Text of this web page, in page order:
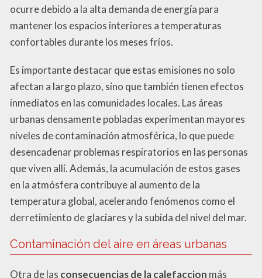
ocurre debido a la alta demanda de energía para
mantener los espacios interiores a temperaturas
confortables durante los meses fríos.
Es importante destacar que estas emisiones no solo
afectan a largo plazo, sino que también tienen efectos
inmediatos en las comunidades locales. Las áreas
urbanas densamente pobladas experimentan mayores
niveles de contaminación atmosférica, lo que puede
desencadenar problemas respiratorios en las personas
que viven allí. Además, la acumulación de estos gases
en la atmósfera contribuye al aumento de la
temperatura global, acelerando fenómenos como el
derretimiento de glaciares y la subida del nivel del mar.
Contaminación del aire en áreas urbanas
Otra de las consecuencias de la calefaccion más